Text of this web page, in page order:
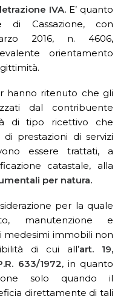
IVA.E’ quanto
di Cassazione, con
2016, n. 4606,
orientamento
hanno ritenuto che gli
dal contribuente
di tipo ricettivo che
prestazioni di servizi
essere trattati, a
catastale, alla
per natura.
per la quale
manutenzione e
medesimi immobili non
di cui all’art. 19,
633/1972, in quanto
solo quando il
direttamente di tali